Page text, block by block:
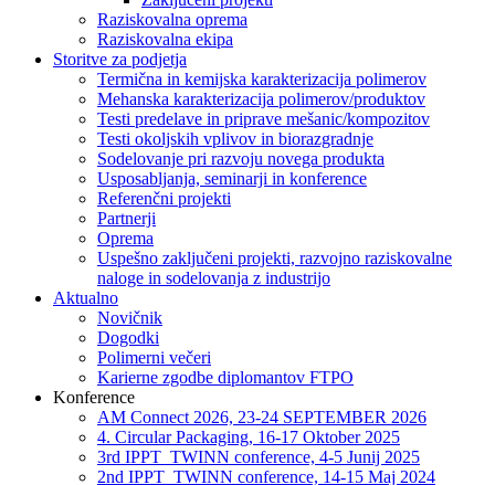
Raziskovalna oprema
Raziskovalna ekipa
Storitve za podjetja
Termična in kemijska karakterizacija polimerov
Mehanska karakterizacija polimerov/produktov
Testi predelave in priprave mešanic/kompozitov
Testi okoljskih vplivov in biorazgradnje
Sodelovanje pri razvoju novega produkta
Usposabljanja, seminarji in konference
Referenčni projekti
Partnerji
Oprema
Uspešno zaključeni projekti, razvojno raziskovalne
naloge in sodelovanja z industrijo
Aktualno
Novičnik
Dogodki
Polimerni večeri
Karierne zgodbe diplomantov FTPO
Konference
AM Connect 2026, 23-24 SEPTEMBER 2026
4. Circular Packaging, 16-17 Oktober 2025
3rd IPPT_TWINN conference, 4-5 Junij 2025
2nd IPPT_TWINN conference, 14-15 Maj 2024